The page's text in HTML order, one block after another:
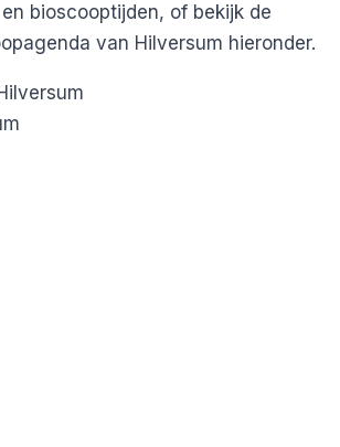
bioscooptijden, of bekijk de
van Hilversum hieronder.